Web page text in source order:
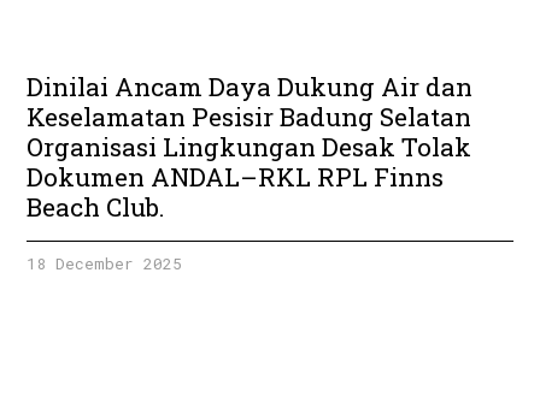
Dinilai Ancam Daya Dukung Air dan
Keselamatan Pesisir Badung Selatan
Organisasi Lingkungan Desak Tolak
Dokumen ANDAL–RKL RPL Finns
Beach Club.
18 December 2025